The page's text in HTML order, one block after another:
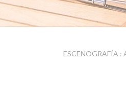
ESCENOGRAFÍA :